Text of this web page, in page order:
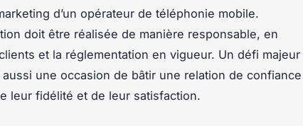
d’un opérateur de téléphonie mobile.
doit être réalisée de manière responsable, en
et la réglementation en vigueur. Un défi majeur
une occasion de bâtir une relation de confiance
leur fidélité et de leur satisfaction.